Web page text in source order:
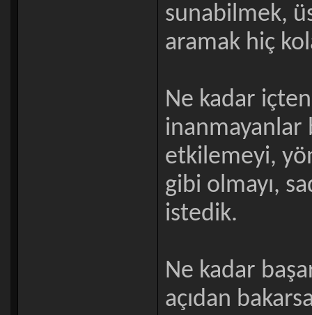
sunabilmek,
aramak hiç
Ne kadar
inanmayanlar
etkilemeyi,
gibi olmayı,
istedik.
Ne kadar
açıdan